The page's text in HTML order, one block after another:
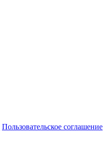
Пользовательское соглашение